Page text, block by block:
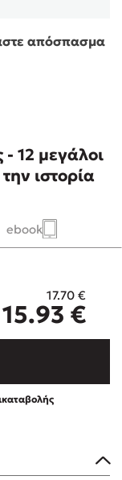
απόσπασμα
12 μεγάλοι
ιστορία
ebook
17.70 €
15.93 €